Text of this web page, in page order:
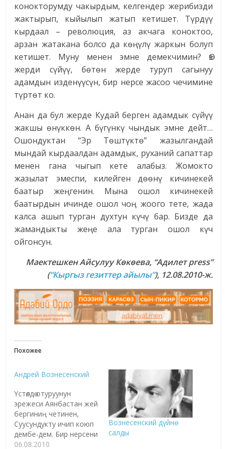
конокторумду чакырдым, келгендер жерибизди
жактырып, кыйылып жатып кетишет. Түрдүү
кырдаал – революция, аз акчага коноктоо,
арзан жатакана болсо да көңүлү жаркын болуп
кетишет. Муну менен эмне демекчимин? Өз
жерди сүйүү, бөтөн жерде туруп сагынуу
адамдын изденүүсүн, бир нерсе жасоо чечимине
түртөт ко.
Анан да бул жерде Кудай берген адамдык сүйүү
жакшы өнүккөн. А бүгүнкү чындык эмне дейт…
Ошондуктан “Эр Төштүктө” жазылгандай
мындай кырдаалдан адамдык, руханий сапаттар
менен гана чыгып кете алабыз. Жомокто
жазылат эмеспи, килейген дөөнү кичинекей
баатыр жеңгенин. Мына ошол кичинекей
баатырдын ичинде ошол чоң жоого тете, жада
калса ашып турган духтун күчү бар. Бизде да
жамандыкты жеңе ала турган ошол күч
ойгонсун.
Маектешкен Айсулуу Көкөева, “Адилетpress”
(“Кыргыз гезиттер айылы”), 12.08.2010-ж.
Похожее
Андрей Вознесенский
Үстөлдө отуруунун
эрежеси Аянбастан жей
бергиниң четинен,
Суусундукту ичип коюп
дембе-дем. Бир нерсени
гана сенден өтүнөм,
06.08.2010
Вознесенский дүйнө
салды